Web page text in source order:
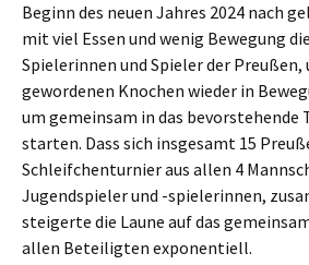
Beginn des neuen Jahres 2024 nach
mit viel Essen und wenig Bewegung
Spielerinnen und Spieler der Preußen,
gewordenen Knochen wieder in
um gemeinsam in das bevorstehende
starten. Dass sich insgesamt 15
Schleifchenturnier aus allen 4
Jugendspieler und -spielerinnen,
steigerte die Laune auf das
allen Beteiligten exponentiell.